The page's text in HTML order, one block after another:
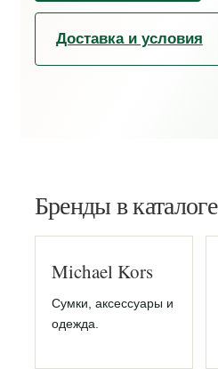
Доставка и условия
Бренды в каталоге
Michael Kors
Сумки, аксессуары и
одежда.